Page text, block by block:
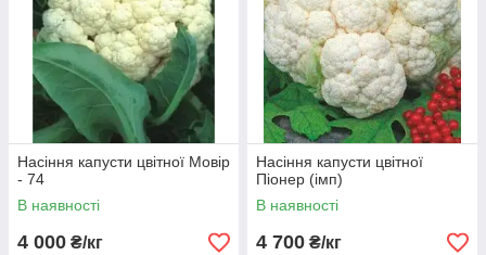
Насіння капусти цвітної Мовір
- 74
В наявності
4 000 ₴/кг
Насіння капусти цвітної
Піонер (імп)
В наявності
4 700 ₴/кг